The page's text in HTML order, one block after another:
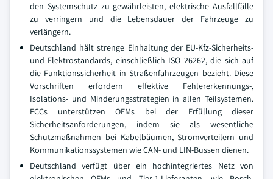
den Systemschutz zu gewährleisten, elektrische Ausfallfälle
zu verringern und die Lebensdauer der Fahrzeuge zu
verlängern.
Deutschland hält strenge Einhaltung der EU-Kfz-Sicherheits-
und Elektrostandards, einschließlich ISO 26262, die sich auf
die Funktionssicherheit in Straßenfahrzeugen bezieht. Diese
Vorschriften erfordern effektive Fehlererkennungs-,
Isolations- und Minderungsstrategien in allen Teilsystemen.
FCCs unterstützen OEMs bei der Erfüllung dieser
Sicherheitsanforderungen, indem sie als wesentliche
Schutzmaßnahmen bei Kabelbäumen, Stromverteilern und
Kommunikationssystemen wie CAN- und LIN-Bussen dienen.
Deutschland verfügt über ein hochintegriertes Netz von